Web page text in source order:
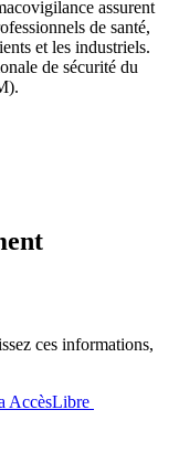
assurent
de santé,
et les industriels.
de sécurité du
ces informations,
AccèsLibre